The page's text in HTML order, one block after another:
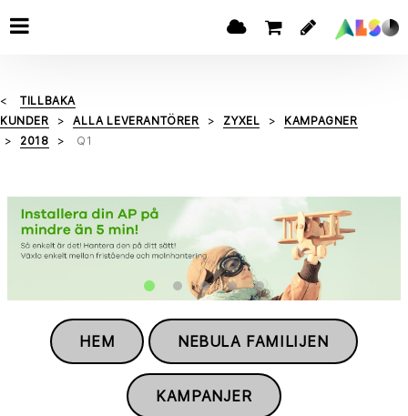
TILLBAKA
KUNDER
ALLA LEVERANTÖRER ZYXEL
KAMPAGNER
2018
Q1
HEM NEBULA FAMILIJEN
KAMPANJER